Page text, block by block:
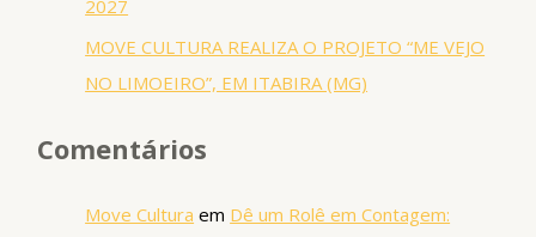
2027
MOVE CULTURA REALIZA O PROJETO “ME VEJO
NO LIMOEIRO”, EM ITABIRA (MG)
Comentários
Move Cultura em Dê um Rolê em Contagem: